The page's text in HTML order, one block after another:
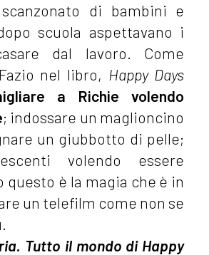
di bambini e
scuola aspettavano i
dal lavoro. Come
nel libro, Happy Days
a Richie volendo
; indossare un maglioncino
un giubbotto di pelle;
volendo essere
questo è la magia che è in
un telefilm come non se
Tutto il mondo di Happy